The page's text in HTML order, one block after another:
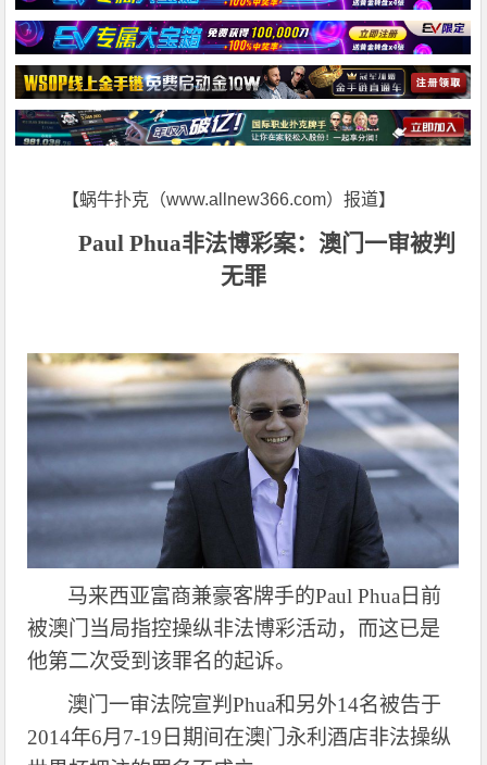
【蜗牛扑克（www.allnew366.com）报道】
Paul Phua非法博彩案：澳门一审被判
无罪
马来西亚富商兼豪客牌手的Paul Phua日前
被澳门当局指控操纵非法博彩活动，而这已是
他第二次受到该罪名的起诉。
澳门一审法院宣判Phua和另外14名被告于
2014年6月7-19日期间在澳门永利酒店非法操纵